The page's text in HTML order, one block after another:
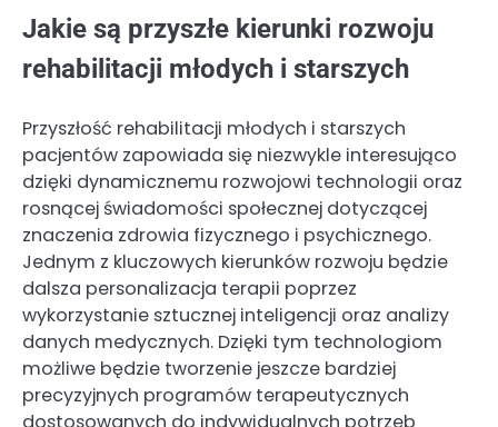
Jakie są przyszłe kierunki rozwoju
rehabilitacji młodych i starszych
Przyszłość rehabilitacji młodych i starszych
pacjentów zapowiada się niezwykle interesująco
dzięki dynamicznemu rozwojowi technologii oraz
rosnącej świadomości społecznej dotyczącej
znaczenia zdrowia fizycznego i psychicznego.
Jednym z kluczowych kierunków rozwoju będzie
dalsza personalizacja terapii poprzez
wykorzystanie sztucznej inteligencji oraz analizy
danych medycznych. Dzięki tym technologiom
możliwe będzie tworzenie jeszcze bardziej
precyzyjnych programów terapeutycznych
dostosowanych do indywidualnych potrzeb